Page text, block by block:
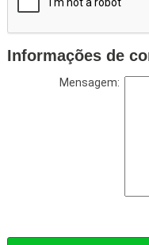
Informações de
Mensagem: